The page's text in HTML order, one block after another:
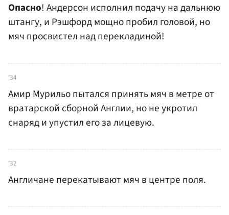
Опасно! Андерсон исполнил подачу на дальнюю
штангу, и Рэшфорд мощно пробил головой, но
мяч просвистел над перекладиной!
'34
Амир Мурильо пытался принять мяч в метре от
вратарской сборной Англии, но не укротил
снаряд и упустил его за лицевую.
'32
Англичане перекатывают мяч в центре поля.